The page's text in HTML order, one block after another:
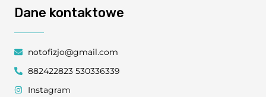
Dane kontaktowe
notofizjo@gmail.com
882422823 530336339
Instagram